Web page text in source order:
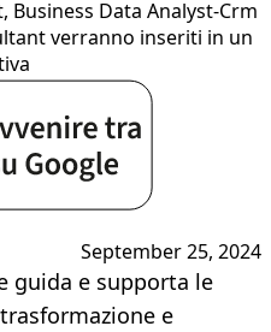
Business Data Analyst-Crm
verranno inseriti in un
September 25, 2024
guida e supporta le
e